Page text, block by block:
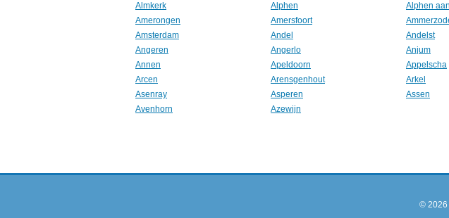
Almkerk
Alphen Alphen
Amerongen
Amersfoort
Amsterdam
Andel Andelst
Angeren
Angerlo Anjum
Annen
Apeldoorn Appelscha
Arcen
Arensgenhout Arkel
Asenray
Asperen Assen
Avenhorn
Azewijn
© 2026